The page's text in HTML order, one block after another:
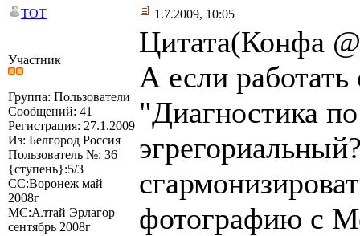
TOT 1.7.2009, 10:05
Участник
Группа: Пользователи
Сообщений: 41
Регистрация: 27.1.2009
Из: Белгород Россия
Пользователь №: 36
{ступень}:5/3
СС:Воронеж май
2008г
МС:Алтай Эрлагор
сентябрь 2008г
Цитата(Конфа
А если
"Диагностика
фотографию с